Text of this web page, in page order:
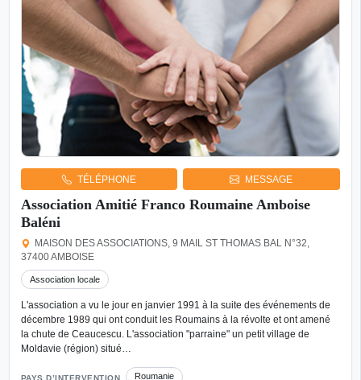
TÉLÉPHONE MESSAGE
Association Amitié Franco Roumaine Amboise
Baléni
MAISON DES ASSOCIATIONS, 9 MAIL ST THOMAS BAL N°32,
37400 AMBOISE
Association locale
L'association a vu le jour en janvier 1991 à la suite des événements de
décembre 1989 qui ont conduit les Roumains à la révolte et ont amené
la chute de Ceaucescu. L'association "parraine" un petit village de
Moldavie (région) situé…
PAYS D’INTERVENTION Roumanie